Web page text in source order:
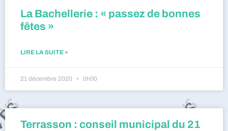
La Bachellerie : « passez de bonnes
fêtes »
LIRE LA SUITE »
21 décembre 2020 0h00
Terrasson : conseil municipal du 21